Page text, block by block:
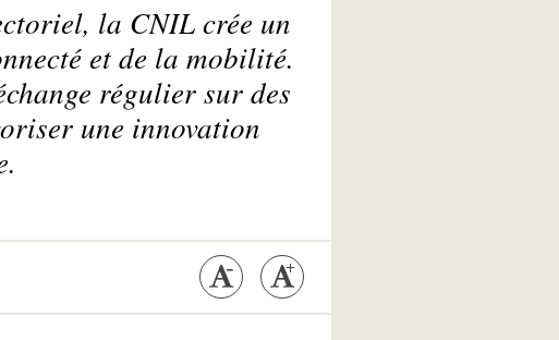
la CNIL crée un
et de la mobilité.
régulier sur des
une innovation